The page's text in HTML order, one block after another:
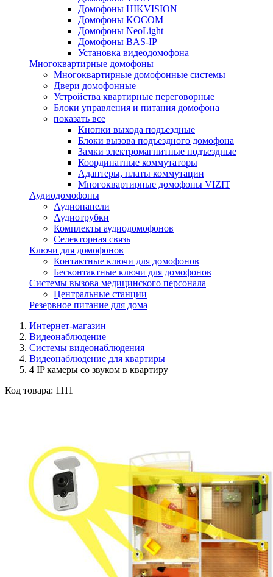
Домофоны HIKVISION
Домофоны KOCOM
Домофоны NeoLight
Домофоны BAS-IP
Установка видеодомофона
Многоквартирные домофоны
Многоквартирные домофонные системы
Двери домофонные
Устройства квартирные переговорные
Блоки управления и питания домофона
показать все
Кнопки выхода подъездные
Блоки вызова подъездного домофона
Замки электромагнитные подъездные
Координатные коммутаторы
Адаптеры, платы коммутации
Многоквартирные домофоны VIZIT
Аудиодомофоны
Аудиопанели
Аудиотрубки
Комплекты аудиодомофонов
Селекторная связь
Ключи для домофонов
Контактные ключи для домофонов
Бесконтактные ключи для домофонов
Системы вызова медицинского персонала
Центральные станции
Резервное питание для дома
Интернет-магазин
Видеонаблюдение
Системы видеонаблюдения
Видеонаблюдение для квартиры
4 IP камеры со звуком в квартиру
Код товара: 1111